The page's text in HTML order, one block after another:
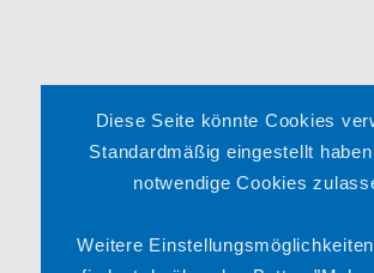
Impressum
Datenschutzerklärung
Satzung
Diese Seite könnte Cookies
Standardmäßig eingestellt
notwendige Cookies
Weitere